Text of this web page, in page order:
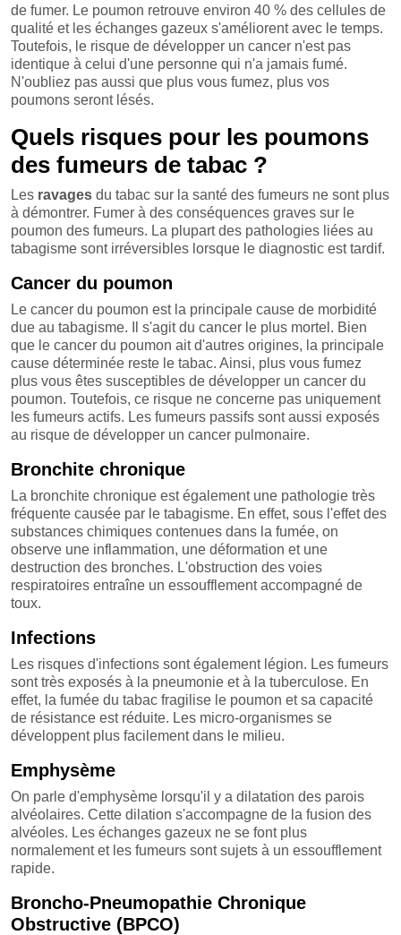
de fumer. Le poumon retrouve environ 40 % des cellules de
qualité et les échanges gazeux s'améliorent avec le temps.
Toutefois, le risque de développer un cancer n'est pas
identique à celui d'une personne qui n'a jamais fumé.
N'oubliez pas aussi que plus vous fumez, plus vos
poumons seront lésés.
Quels risques pour les poumons
des fumeurs de tabac ?
Les ravages du tabac sur la santé des fumeurs ne sont plus
à démontrer. Fumer à des conséquences graves sur le
poumon des fumeurs. La plupart des pathologies liées au
tabagisme sont irréversibles lorsque le diagnostic est tardif.
Cancer du poumon
Le cancer du poumon est la principale cause de morbidité
due au tabagisme. Il s'agit du cancer le plus mortel. Bien
que le cancer du poumon ait d'autres origines, la principale
cause déterminée reste le tabac. Ainsi, plus vous fumez
plus vous êtes susceptibles de développer un cancer du
poumon. Toutefois, ce risque ne concerne pas uniquement
les fumeurs actifs. Les fumeurs passifs sont aussi exposés
au risque de développer un cancer pulmonaire.
Bronchite chronique
La bronchite chronique est également une pathologie très
fréquente causée par le tabagisme. En effet, sous l'effet des
substances chimiques contenues dans la fumée, on
observe une inflammation, une déformation et une
destruction des bronches. L'obstruction des voies
respiratoires entraîne un essoufflement accompagné de
toux.
Infections
Les risques d'infections sont également légion. Les fumeurs
sont très exposés à la pneumonie et à la tuberculose. En
effet, la fumée du tabac fragilise le poumon et sa capacité
de résistance est réduite. Les micro-organismes se
développent plus facilement dans le milieu.
Emphysème
On parle d'emphysème lorsqu'il y a dilatation des parois
alvéolaires. Cette dilation s'accompagne de la fusion des
alvéoles. Les échanges gazeux ne se font plus
normalement et les fumeurs sont sujets à un essoufflement
rapide.
Broncho-Pneumopathie Chronique
Obstructive (BPCO)